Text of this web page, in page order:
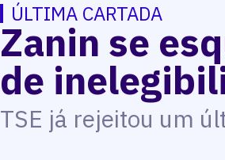
ÚLTIMA CARTADA
Zanin se
de
TSE já rejeitou um